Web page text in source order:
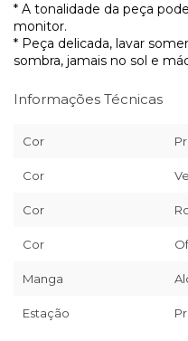
* A tonalidade da peça
monitor.
* Peça delicada, lavar
sombra, jamais no sol e
Informações Técnicas
Cor
Cor
Cor
Cor
Manga
Estação